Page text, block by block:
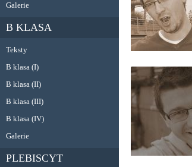
Galerie
B KLASA
Teksty
B klasa (I)
B klasa (II)
B klasa (III)
B klasa (IV)
Galerie
PLEBISCYT